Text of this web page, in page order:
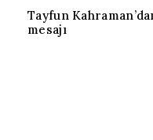
Tayfun
mesajı